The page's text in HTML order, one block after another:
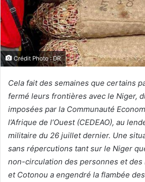
Crédit Photo : DR
Cela fait des semaines que certains
fermé leurs frontières avec le Niger,
imposées par la Communauté
l’Afrique de l’Ouest (CEDEAO), au
militaire du 26 juillet dernier. Une
sans répercutions tant sur le Niger
non-circulation des personnes et des
et Cotonou a engendré la flambée